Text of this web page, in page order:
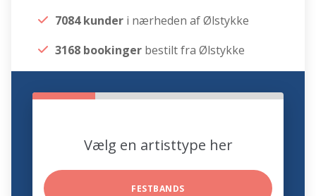
7084 kunder i nærheden af Ølstykke
3168 bookinger bestilt fra Ølstykke
Vælg en artisttype her
FESTBANDS